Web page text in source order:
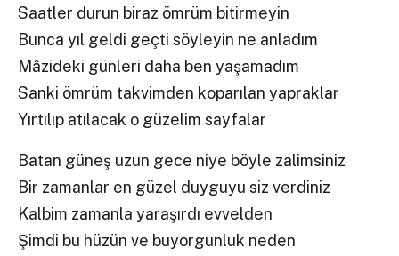
Saatler durun biraz ömrüm bitirmeyin
Bunca yıl geldi geçti söyleyin ne anladım
Mâzideki günleri daha ben yaşamadım
Sanki ömrüm takvimden koparılan yapraklar
Yırtılıp atılacak o güzelim sayfalar
Batan güneş uzun gece niye böyle zalimsiniz
Bir zamanlar en güzel duyguyu siz verdiniz
Kalbim zamanla yaraşırdı evvelden
Şimdi bu hüzün ve buyorgunluk neden